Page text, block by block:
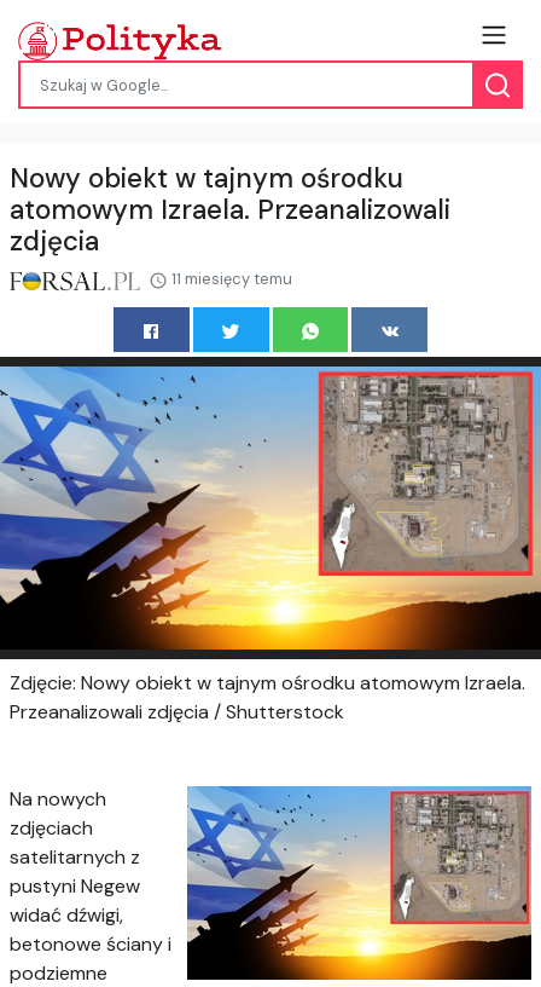
Nowy obiekt w tajnym ośrodku
atomowym Izraela. Przeanalizowali
zdjęcia
11 miesięcy temu
Zdjęcie: Nowy obiekt w tajnym ośrodku atomowym Izraela.
Przeanalizowali zdjęcia / Shutterstock
Na nowych
zdjęciach
satelitarnych z
pustyni Negew
widać dźwigi,
betonowe ściany i
podziemne